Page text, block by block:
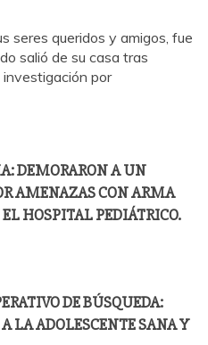
seres queridos y amigos, fue
salió de su casa tras
investigación por
DEMORARON A UN
AMENAZAS CON ARMA
HOSPITAL PEDIÁTRICO.
DE BÚSQUEDA:
LA ADOLESCENTE SANA Y